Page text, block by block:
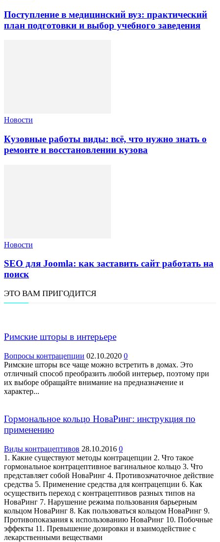
Поступление в медицинский вуз: практический
план подготовки и выбор учебного заведения
Новости
Кузовные работы виды: всё, что нужно знать о
ремонте и восстановлении кузова
Новости
SEO для Joomla: как заставить сайт работать на
поиск
ЭТО ВАМ ПРИГОДИТСЯ
Римские шторы в интерьере
Вопросы контрацепции 02.10.2020 0
Римские шторы все чаще можно встретить в домах. Это
отличный способ преобразить любой интерьер, поэтому при
их выборе обращайте внимание на предназначение и
характер...
Гормональное кольцо НоваРинг: инструкция по
применению
Виды контрацептивов 28.10.2016 0
1. Какие существуют методы контрацепции 2. Что такое
гормональное контрацептивное вагинальное кольцо 3. Что
представляет собой НоваРинг 4. Противозачаточное действие
средства 5. Применение средства для контрацепции 6. Как
осуществить переход с контрацептивов разных типов на
НоваРинг 7. Нарушение режима пользования барьерным
кольцом НоваРинг 8. Как пользоваться кольцом НоваРинг 9.
Противопоказания к использованию НоваРинг 10. Побочные
эффекты 11. Превышение дозировки и взаимодействие с
лекарственными веществами